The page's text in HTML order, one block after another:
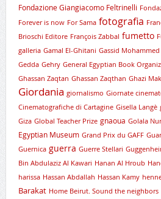
Fondazione Giangiacomo Feltrinelli
Forever is now For Sama fotografia
Brioschi Editore François Zabbal fumetto
galleria Gamal El-Ghitani Gassid Mohammed
Gedda Gehry General Egyptian Book
Ghassan Zaqtan Ghassan Zaqthan Ghazi
Giordania giornalismo Giornate
Cinematografiche di Cartagine Gisella Langè
Giza Global Teacher Prize gnaoua Golala
Egyptian Museum Grand Prix du GAFF
Guernica guerra Guerre Stellari
Bin Abdulaziz Al Kawari Hanan Al Hroub
harissa Hassan Abdallah Hassan Kamy
Barakat Home Beirut. Sound the neighbors